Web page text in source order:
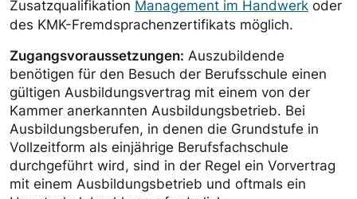
Zusatzqualifikation Management im Handwerk oder
des KMK-Fremdsprachenzertifikats möglich.
Zugangsvoraussetzungen: Auszubildende
benötigen für den Besuch der Berufsschule einen
gültigen Ausbildungsvertrag mit einem von der
Kammer anerkannten Ausbildungsbetrieb. Bei
Ausbildungsberufen, in denen die Grundstufe in
Vollzeitform als einjährige Berufsfachschule
durchgeführt wird, sind in der Regel ein Vorvertrag
mit einem Ausbildungsbetrieb und oftmals ein